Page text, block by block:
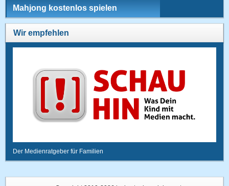
Mahjong kostenlos spielen
Wir empfehlen
Der Medienratgeber für Familien